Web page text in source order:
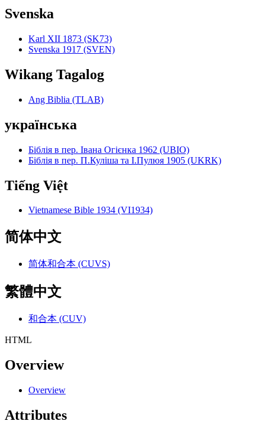
Svenska
Karl XII 1873 (SK73)
Svenska 1917 (SVEN)
Wikang Tagalog
Ang Biblia (TLAB)
українська
Біблія в пер. Івана Огієнка 1962 (UBIO)
Біблія в пер. П.Куліша та І.Пулюя 1905 (UKRK)
Tiếng Việt
Vietnamese Bible 1934 (VI1934)
简体中文
简体和合本 (CUVS)
繁體中文
和合本 (CUV)
HTML
Overview
Overview
Attributes